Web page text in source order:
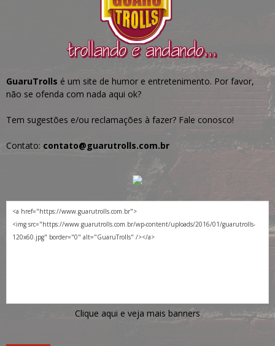
GuaruTrolls é um site de humor e entretenimento. Por favor,
não se ofenda com nada aqui ok?
Tem sugestões e/ou reclamações à fazer? Fale conosco!
Contato: contato@guarutrolls.com.br
Clique aqui e veja mais banners